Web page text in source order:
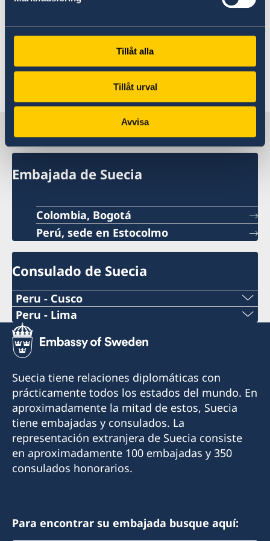
Tillåt alla
Tillåt urval
Avvisa
utomlands/tarifas/
Última actualización 02 nov 2023, 15.50
Suecia en Perú
Embajada de Suecia
Colombia, Bogotá
Perú, sede en Estocolmo
Consulado de Suecia
Peru - Cusco
Consulado Honorario de Suecia en Cusco
Cónsul Honorario: Boris Gómez Luna
Email: borisgomez19@gmail.com
Teléfono: +51 994374176
Visitas: solo con cita previa (agenda por
teléfono o email)
Peru - Lima
Consulado Honorario de Suecia en Lima
Cónsul Honorario: Xavier de Romaña
En el consulado también trabaja un asistente
consular y un asistente comercial.
Email asuntos consulares:
lima@consuladodesuecia.pe
Email asuntos comerciales:
andrea.silva@consuladodesuecia.pe
Horario de teléfono: lunes a viernes de 09:00 a
Suecia tiene relaciones diplomáticas con
prácticamente todos los estados del mundo. En
aproximadamente la mitad de estos, Suecia
tiene embajadas y consulados. La
representación extranjera de Suecia consiste
en aproximadamente 100 embajadas y 350
consulados honorarios.
Para encontrar su embajada busque aquí: